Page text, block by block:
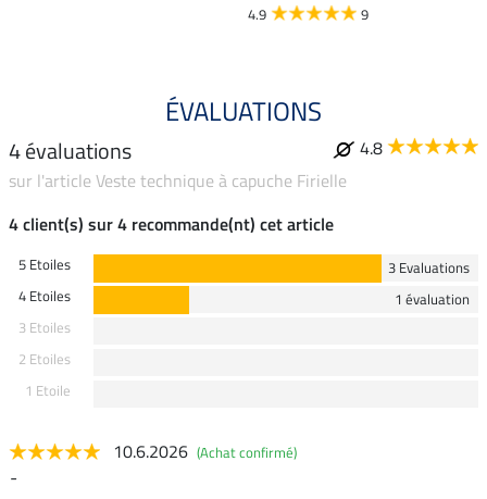
4.9 9
ÉVALUATIONS
4 évaluations
4.8
sur l'article Veste technique à capuche Firielle
4 client(s) sur 4 recommande(nt) cet article
5 Etoiles
3 Evaluations
4 Etoiles
1 évaluation
3 Etoiles
2 Etoiles
1 Etoile
10.6.2026 (Achat confirmé)
-